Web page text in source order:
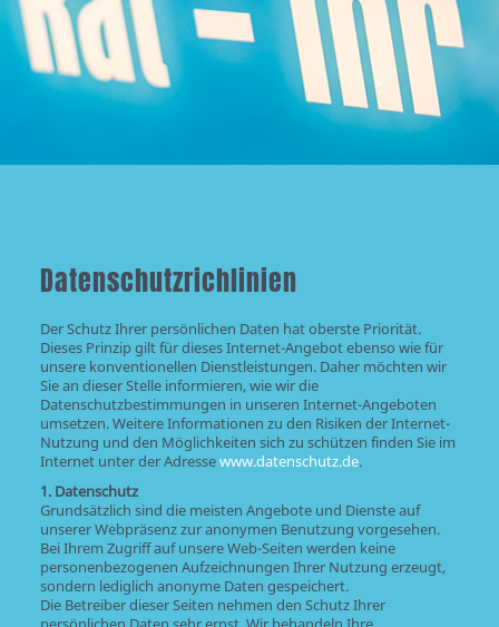
Datenschutzrichlinien
Der Schutz Ihrer persönlichen Daten hat oberste Priorität.
Dieses Prinzip gilt für dieses Internet-Angebot ebenso wie für
unsere konventionellen Dienstleistungen. Daher möchten wir
Sie an dieser Stelle informieren, wie wir die
Datenschutzbestimmungen in unseren Internet-Angeboten
umsetzen. Weitere Informationen zu den Risiken der Internet-
Nutzung und den Möglichkeiten sich zu schützen finden Sie im
Internet unter der Adressewww.datenschutz.de.
1. Datenschutz
Grundsätzlich sind die meisten Angebote und Dienste auf
unserer Webpräsenz zur anonymen Benutzung vorgesehen.
Bei Ihrem Zugriff auf unsere Web-Seiten werden keine
personenbezogenen Aufzeichnungen Ihrer Nutzung erzeugt,
sondern lediglich anonyme Daten gespeichert.
Die Betreiber dieser Seiten nehmen den Schutz Ihrer